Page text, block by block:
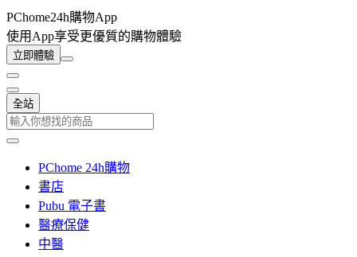
PChome24h購物App
使用App享受更優質的購物體驗
立即體驗
全站
PChome 24h購物
書店
Pubu 電子書
醫療保健
中醫